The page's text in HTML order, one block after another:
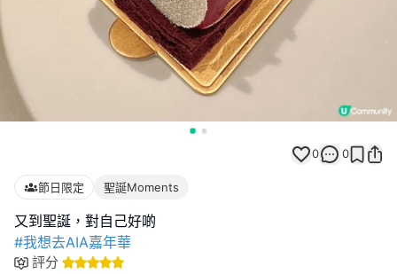
0 0
節日限定 聖誕Moments
#我想去AIA嘉年華
評分